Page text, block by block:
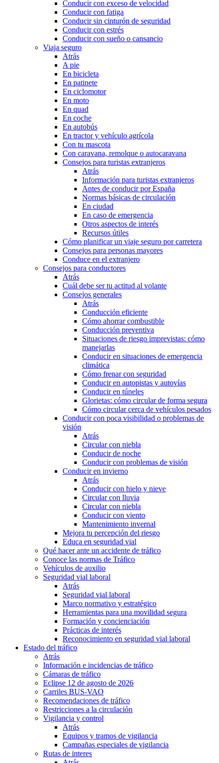
Conducir con exceso de velocidad
Conducir con fatiga
Conducir sin cinturón de seguridad
Conducir con estrés
Conducir con sueño o cansancio
Viaja seguro
Atrás
A pie
En bicicleta
En patinete
En ciclomotor
En moto
En quad
En coche
En autobús
En tractor y vehículo agrícola
Con tu mascota
Con caravana, remolque o autocaravana
Consejos para turistas extranjeros
Atrás
Información para turistas extranjeros
Antes de conducir por España
Normas básicas de circulación
En ciudad
En caso de emergencia
Otros aspectos de interés
Recursos útiles
Cómo planificar un viaje seguro por carretera
Consejos para personas mayores
Conduce en el extranjero
Consejos para conductores
Atrás
Cuál debe ser tu actitud al volante
Consejos generales
Atrás
Conducción eficiente
Cómo ahorrar combustible
Conducción preventiva
Situaciones de riesgo imprevistas: cómo
manejarlas
Conducir en situaciones de emergencia
climática
Cómo frenar con seguridad
Conducir en autopistas y autovías
Conducir en túneles
Glorietas: cómo circular de forma segura
Cómo circular cerca de vehículos pesados
Conducir con poca visibilidad o problemas de
visión
Atrás
Circular con niebla
Conducir de noche
Conducir con problemas de visión
Conducir en invierno
Atrás
Conducir con hielo y nieve
Circular con lluvia
Circular con niebla
Conducir con viento
Mantenimiento invernal
Mejora tu percepción del riesgo
Educa en seguridad vial
Qué hacer ante un accidente de tráfico
Conoce las normas de Tráfico
Vehículos de auxilio
Seguridad vial laboral
Atrás
Seguridad vial laboral
Marco normativo y estratégico
Herramientas para una movilidad segura
Formación y concienciación
Prácticas de interés
Reconocimiento en seguridad vial laboral
Estado del tráfico
Atrás
Información e incidencias de tráfico
Cámaras de tráfico
Eclipse 12 de agosto de 2026
Carriles BUS-VAO
Recomendaciones de tráfico
Restricciones a la circulación
Vigilancia y control
Atrás
Equipos y tramos de vigilancia
Campañas especiales de vigilancia
Rutas de interes